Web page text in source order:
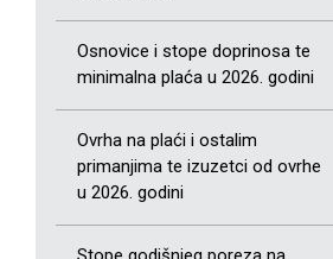
Osnovice i stope doprinosa te
minimalna plaća u 2026. godini
Ovrha na plaći i ostalim
primanjima te izuzetci od ovrhe
u 2026. godini